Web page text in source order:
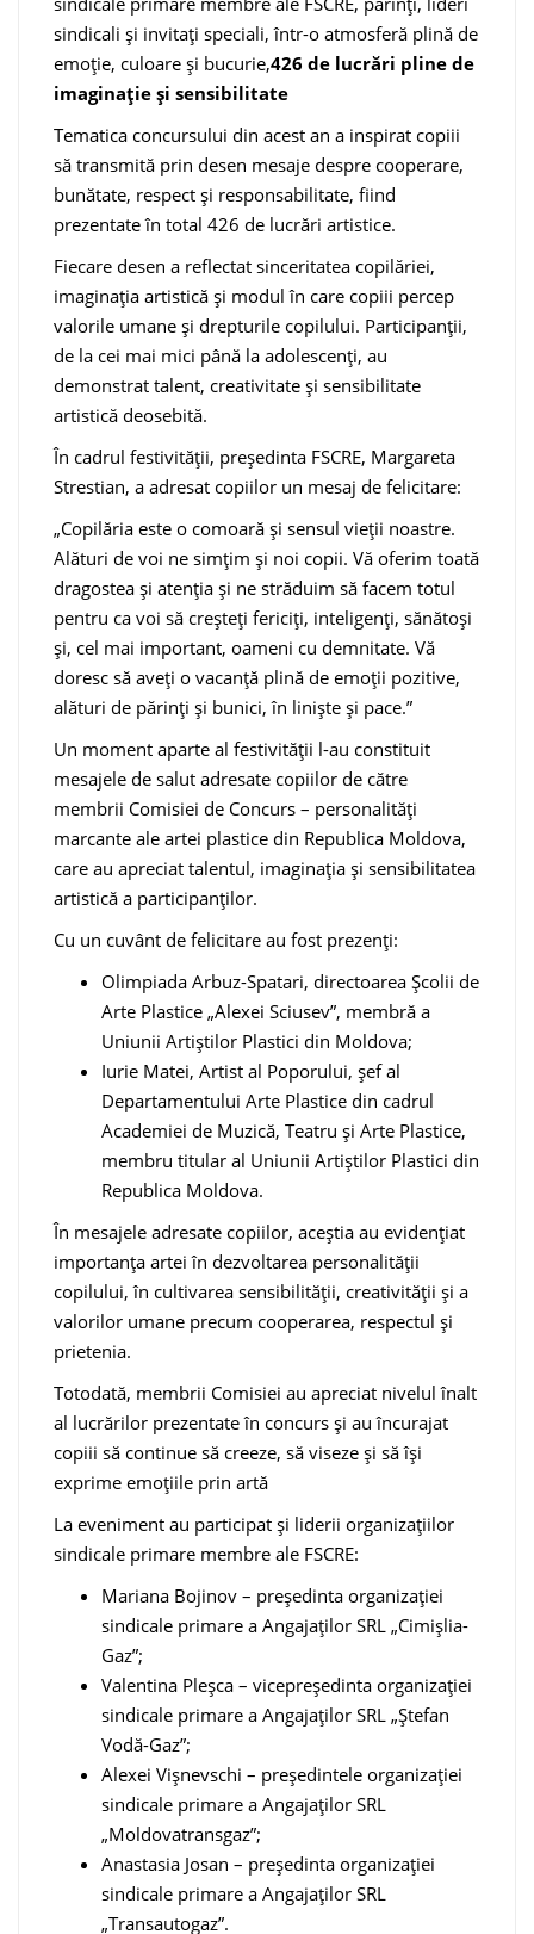
sindicali și invitați speciali, într-o atmosferă plină de
emoție, culoare și bucurie,426 de lucrări pline de
imaginație și sensibilitate
Tematica concursului din acest an a inspirat copiii
să transmită prin desen mesaje despre cooperare,
bunătate, respect și responsabilitate, fiind
prezentate în total 426 de lucrări artistice.
Fiecare desen a reflectat sinceritatea copilăriei,
imaginația artistică și modul în care copiii percep
valorile umane și drepturile copilului. Participanții,
de la cei mai mici până la adolescenți, au
demonstrat talent, creativitate și sensibilitate
artistică deosebită.
În cadrul festivității, președinta FSCRE, Margareta
Strestian, a adresat copiilor un mesaj de felicitare:
„Copilăria este o comoară și sensul vieții noastre.
Alături de voi ne simțim și noi copii. Vă oferim toată
dragostea și atenția și ne străduim să facem totul
pentru ca voi să creșteți fericiți, inteligenți, sănătoși
și, cel mai important, oameni cu demnitate. Vă
doresc să aveți o vacanță plină de emoții pozitive,
alături de părinți și bunici, în liniște și pace.”
Un moment aparte al festivității l-au constituit
mesajele de salut adresate copiilor de către
membrii Comisiei de Concurs – personalități
marcante ale artei plastice din Republica Moldova,
care au apreciat talentul, imaginația și sensibilitatea
artistică a participanților.
Cu un cuvânt de felicitare au fost prezenți:
Olimpiada Arbuz-Spatari, directoarea Școlii de
Arte Plastice „Alexei Sciusev”, membră a
Uniunii Artiștilor Plastici din Moldova;
Iurie Matei, Artist al Poporului, șef al
Departamentului Arte Plastice din cadrul
Academiei de Muzică, Teatru și Arte Plastice,
membru titular al Uniunii Artiștilor Plastici din
Republica Moldova.
În mesajele adresate copiilor, aceștia au evidențiat
importanța artei în dezvoltarea personalității
copilului, în cultivarea sensibilității, creativității și a
valorilor umane precum cooperarea, respectul și
prietenia.
Totodată, membrii Comisiei au apreciat nivelul înalt
al lucrărilor prezentate în concurs și au încurajat
copiii să continue să creeze, să viseze și să își
exprime emoțiile prin artă
La eveniment au participat și liderii organizațiilor
sindicale primare membre ale FSCRE:
Mariana Bojinov – președinta organizației
sindicale primare a Angajaților SRL „Cimișlia-
Gaz”;
Valentina Pleșca – vicepreședinta organizației
sindicale primare a Angajaților SRL „Ștefan
Vodă-Gaz”;
Alexei Vișnevschi – președintele organizației
sindicale primare a Angajaților SRL
„Moldovatransgaz”;
Anastasia Josan – președinta organizației
sindicale primare a Angajaților SRL
„Transautogaz”.